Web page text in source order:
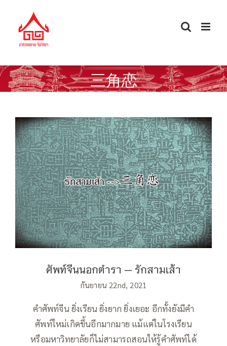
content
三角恋
ศัพท์จีนนอกตำรา — รักสามเส้า
ศัพท์จีนนอกตำรา — รักสามเส้า
กันยายน 22nd, 2021
คำศัพท์จีน ยิ่งเรียน ยิ่งยาก ยิ่งเยอะ อีกทั้งยังมีคำ
ศัพท์ใหม่เกิดขึ้นอีกมากมาย แม้แต่ในโรงเรียน
หรือมหาวิทยาลัยก็ไม่สามารถสอนให้รู้คำศัพท์ได้